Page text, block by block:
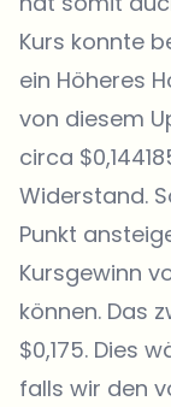
Kurs konnte
ein Höheres
von diesem
circa
Widerstand.
Punkt
Kursgewinn
können. Das
$0,175. Dies
falls wir den